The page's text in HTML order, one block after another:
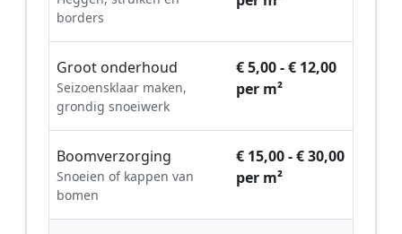
borders
Groot onderhoud
Seizoensklaar maken,
grondig snoeiwerk
€ 5,00 - € 12,00
per m²
Boomverzorging
Snoeien of kappen van
bomen
€ 15,00 - € 30,00
per m²